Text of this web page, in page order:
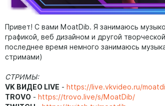
Привет! С вами MoatDib. Я занимаюсь
графикой, веб дизайном и другой
последнее время немного занимаюсь
стримами)
СТРИМЫ:
VK ВИДЕО LIVE - https://live.vkvideo.ru/
TROVO - https://trovo.live/s/MoatDib/